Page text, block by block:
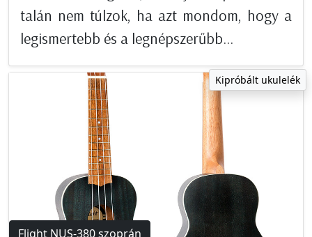
talán nem túlzok, ha azt mondom, hogy a
legismertebb és a legnépszerűbb...
Kipróbált ukulelék
Flight NUS-380 szoprán